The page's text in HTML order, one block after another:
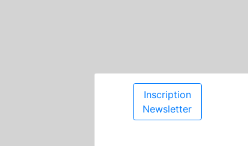
Inscription
Newsletter